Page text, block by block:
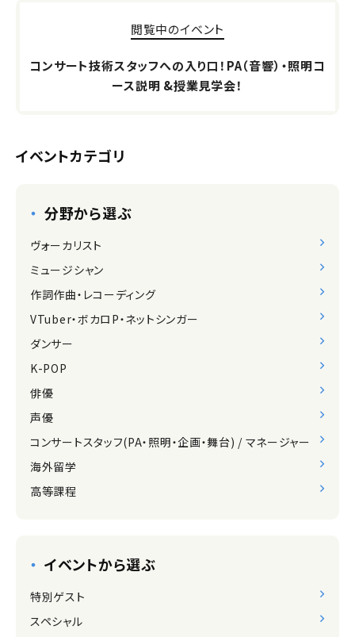
閲覧中のイベント
コンサート技術スタッフへの入り口！PA（音響）・照明コ
ース説明 &授業見学会！
イベントカテゴリ
分野から選ぶ
ヴォーカリスト
ミュージシャン
作詞作曲・レコーディング
VTuber・ボカロP・ネットシンガー
ダンサー
K-POP
俳優
声優
コンサートスタッフ(PA・照明・企画・舞台) / マネージャー
海外留学
高等課程
イベントから選ぶ
特別ゲスト
スペシャル